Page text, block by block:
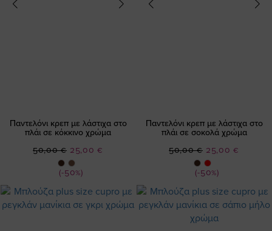
Παντελόνι κρεπ με λάστιχα στο
πλάι σε κόκκινο χρώμα
(-50%)
Ειδική
Τιμή
25,00 €
50,00 €
Παντελόνι κρεπ με λάστιχα στο
πλάι σε σοκολά χρώμα
(-50%)
Ειδική
Τιμή
25,00 €
50,00 €